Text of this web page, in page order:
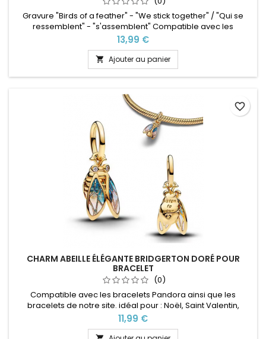
Gravure "Birds of a feather" - "We stick together" / "Qui se
ressemblent" - "s'assemblent" Compatible avec les
bracelets Pandora ainsi que les bracelets de notre site idéal
pour : Noël, Saint Valentin, anniversaire, anniversaire de
mariage
Prix
13,99 €
 Ajouter au panier
CHARM ABEILLE ÉLÉGANTE BRIDGERTON DORÉ POUR
BRACELET
(0)
Compatible avec les bracelets Pandora ainsi que les
bracelets de notre site. idéal pour : Noël, Saint Valentin,
anniversaire, anniversaire de mariage
Prix
11,99 €
favorite_border